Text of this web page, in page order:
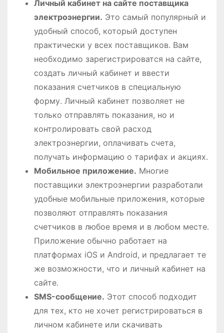
Личный кабинет на сайте поставщика
электроэнергии․ Это самый популярный и
удобный способ, который доступен
практически у всех поставщиков․ Вам
необходимо зарегистрироватся на сайте,
создать личный кабинет и ввести
показания счетчиков в специальную
форму․ Личный кабинет позволяет не
только отправлять показания, но и
контролировать свой расход
электроэнергии, оплачивать счета,
получать информацию о тарифах и акциях․
Мобильное приложение․ Многие
поставщики электроэнергии разработали
удобные мобильные приложения, которые
позволяют отправлять показания
счетчиков в любое время и в любом месте․
Приложение обычно работает на
платформах iOS и Android, и предлагает те
же возможности, что и личный кабинет на
сайте․
SMS-сообщение․ Этот способ подходит
для тех, кто не хочет регистрироваться в
личном кабинете или скачивать